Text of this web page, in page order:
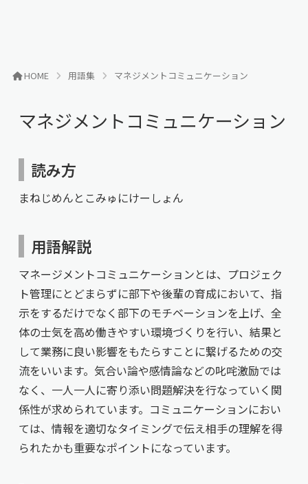
HOME 用語集 マネジメントコミュニケーション
マネジメントコミュニケーション
読み方
まねじめんとこみゅにけーしょん
用語解説
マネージメントコミュニケーションとは、プロジェク
ト管理にとどまらずに部下や後輩の育成において、指
示をするだけでなく部下のモチベーションを上げ、全
体の士気を高め働きやすい環境づくりを行い、結果と
して業務に良い影響をもたらすことに繋げるための交
流をいいます。気合い論や感情論などの叱咤激励では
なく、一人一人に寄り添い問題解決を行なっていく関
係性が求められています。コミュニケーションにおい
ては、情報を適切なタイミングで伝え相手の理解を得
られたかも重要なポイントになっています。